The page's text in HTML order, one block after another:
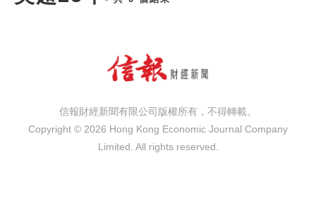
信報財經新聞有限公司版權所有，不得轉載。
Copyright © 2026 Hong Kong Economic Journal Company
Limited. All rights reserved.